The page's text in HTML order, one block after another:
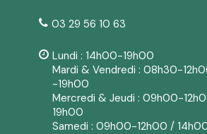
03 29 56 10 63
Lundi : 14h00-19h00
Mardi & Vendredi : 08h30-
-19h00
Mercredi & Jeudi : 09h00-
19h00
Samedi : 09h00-12h00 /